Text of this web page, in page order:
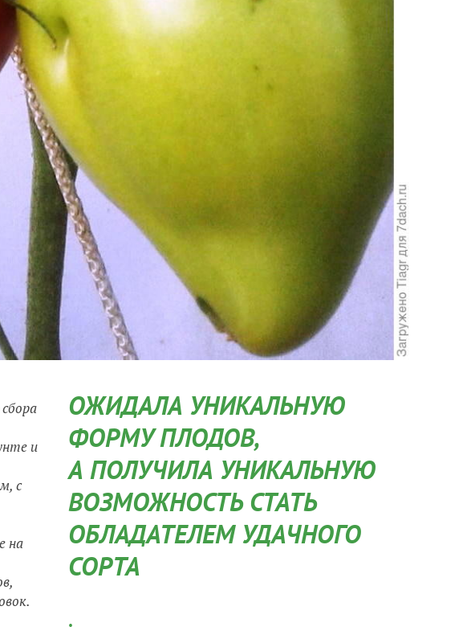
ОЖИДАЛА УНИКАЛЬНУЮ
ФОРМУ ПЛОДОВ,
А ПОЛУЧИЛА УНИКАЛЬНУЮ
ВОЗМОЖНОСТЬ СТАТЬ
ОБЛАДАТЕЛЕМ УДАЧНОГО
СОРТА
.
и
с
на